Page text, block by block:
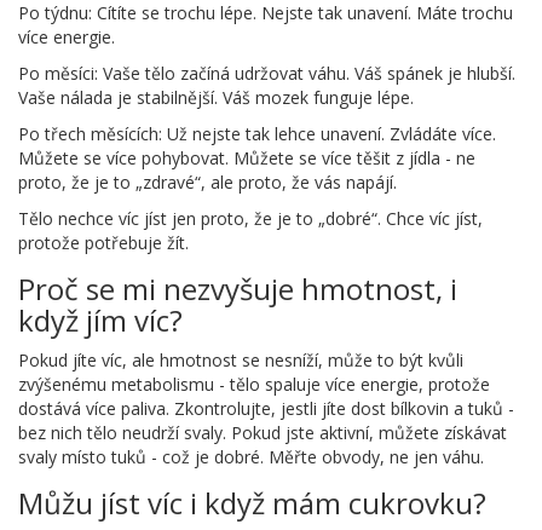
Po týdnu: Cítíte se trochu lépe. Nejste tak unavení. Máte trochu
více energie.
Po měsíci: Vaše tělo začíná udržovat váhu. Váš spánek je hlubší.
Vaše nálada je stabilnější. Váš mozek funguje lépe.
Po třech měsících: Už nejste tak lehce unavení. Zvládáte více.
Můžete se více pohybovat. Můžete se více těšit z jídla - ne
proto, že je to „zdravé“, ale proto, že vás napájí.
Tělo nechce víc jíst jen proto, že je to „dobré“. Chce víc jíst,
protože potřebuje žít.
Proč se mi nezvyšuje hmotnost, i
když jím víc?
Pokud jíte víc, ale hmotnost se nesníží, může to být kvůli
zvýšenému metabolismu - tělo spaluje více energie, protože
dostává více paliva. Zkontrolujte, jestli jíte dost bílkovin a tuků -
bez nich tělo neudrží svaly. Pokud jste aktivní, můžete získávat
svaly místo tuků - což je dobré. Měřte obvody, ne jen váhu.
Můžu jíst víc i když mám cukrovku?